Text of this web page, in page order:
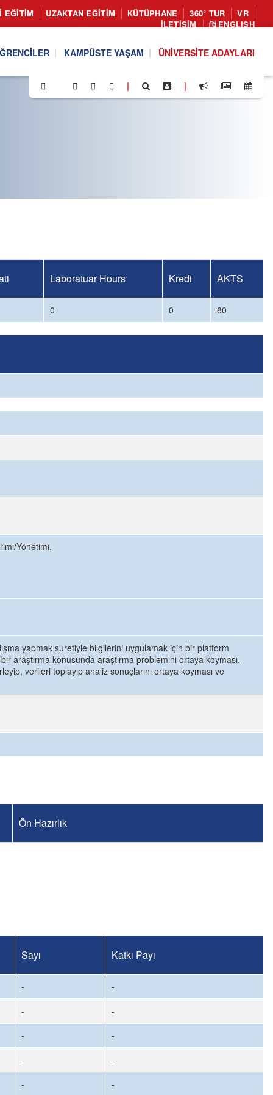
EĞITIM UZAKTAN EĞITIM KÜTÜPHANE 360° TUR
VR
İLETIŞIM
ENGLISH
KAMPÜSTE YAŞAM ÜNIVERSITE ADAYLARI
| |
Laboratuar Hours Kredi AKTS
0 0 80
Yönetimi.
yapmak suretiyle bilgilerini uygulamak için bir platform
araştırma konusunda araştırma problemini ortaya koyması,
verileri toplayıp analiz sonuçlarını ortaya koyması ve
Ön Hazırlık
Sayı Katkı Payı
-
-
-
-
-
-
-
-
-
-